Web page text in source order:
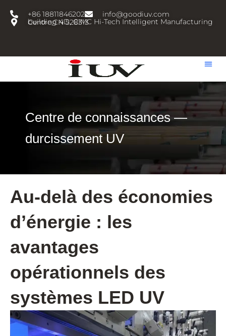
+86 18811846202
info@goodiuv.com
building 4D, CIMC Hi-Tech Intelligent Manufacturing Centre,CN 528313
Centre de connaissances —
durcissement UV
Au-delà des économies
d’énergie : les
avantages
opérationnels des
systèmes LED UV